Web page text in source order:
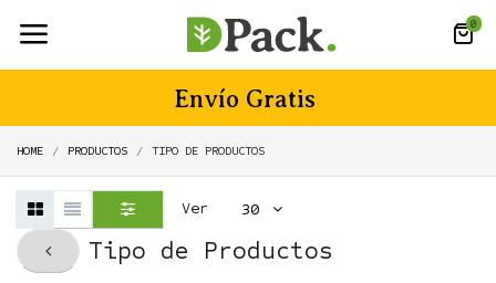
0
Envío Gratis
HOME PRODUCTOS TIPO DE PRODUCTOS
Tipo de Productos
Ver 30